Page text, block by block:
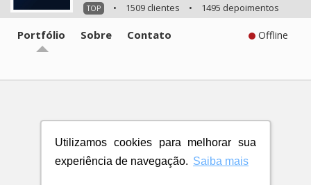
Utilizamos cookies para melhorar sua
experiência de navegação. Saiba mais
TOP • 1509 clientes • 1495 depoimentos
Portfólio Sobre Contato Offline